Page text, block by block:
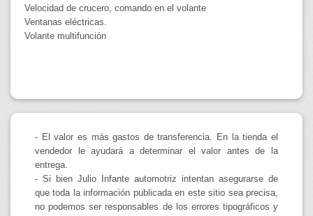
Velocidad de crucero, comando en el volante
Ventanas eléctricas.
Volante multifunción
- El valor es más gastos de transferencia. En la tienda el
vendedor le ayudará a determinar el valor antes de la
entrega.
- Si bien Julio Infante automotriz intentan asegurarse de
que toda la información publicada en este sitio sea precisa,
no podemos ser responsables de los errores tipográficos y